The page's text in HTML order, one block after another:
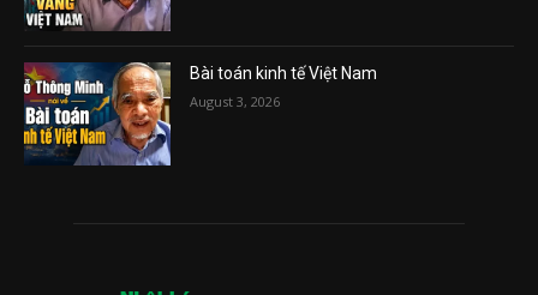
Bài toán kinh tế Việt Nam
August 3, 2026